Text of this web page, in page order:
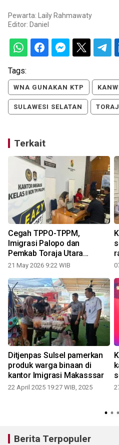
Pewarta: Laily Rahmawaty
Editor: Daniel
Tags:
WNA GUNAKAN KTP
SULAWESI SELATAN
Terkait
Cegah TPPO-TPPM,
Imigrasi Palopo dan
Pemkab Toraja Utara
perkuat kolaborasi
21 May 2026 9:22 WIB
Ditjenpas Sulsel pamerkan
produk warga binaan di
kantor Imigrasi Makasssar
22 April 2025 19:27 WIB, 2025
Berita Terpopuler